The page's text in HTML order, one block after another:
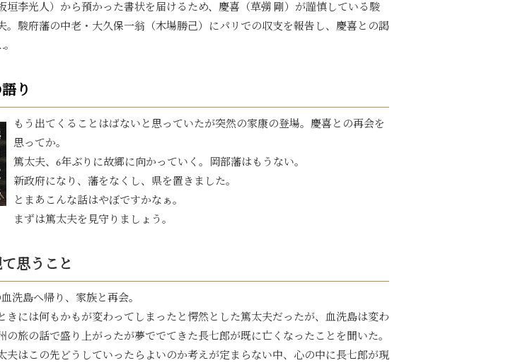
垣李光人）から預かった書状を届けるため、慶喜（草彅 剛）が謹慎している駿
。駿府藩の中老・大久保一翁（木場勝己）にパリでの収支を報告し、慶喜との謁
り
もう出てくることはばないと思っていたが突然の家康の登場。慶喜との再会を
思ってか。
篤太夫、6年ぶりに故郷に向かっていく。岡部藩はもうない。
新政府になり、藩をなくし、県を置きました。
とまあこんな話はやぼですかなぁ。
まずは篤太夫を見守りましょう。
思うこと
洗島へ帰り、家族と再会。
きには何もかもが変わってしまったと愕然とした篤太夫だったが、血洗島は変わっていなかった。
の旅の話で盛り上がったが夢ででてきた長七郎が既に亡くなったことを聞いた。
夫はこの先どうしていったらよいのか考えが定まらない中、心の中に長七郎が現